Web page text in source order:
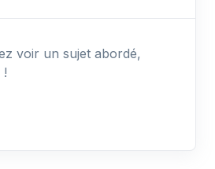
voir un sujet abordé,
!